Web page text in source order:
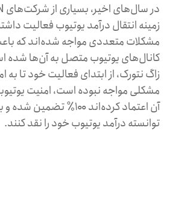
زمینه انتقال درآمد یوتیوب فعالیت
مشکلات متعددی مواجه شده‌اند که
کانال‌های یوتیوب متصل به آ‌ن‌ها شده
زاگ نتورک، از ابتدای فعالیت خود تا به
مشکلی مواجه نبوده است، امنیت
آن اعتماد کرده‌اند ۱۰۰٪‌ تضمین
توانسته درآمد یوتیوب خود را نقد کنند.